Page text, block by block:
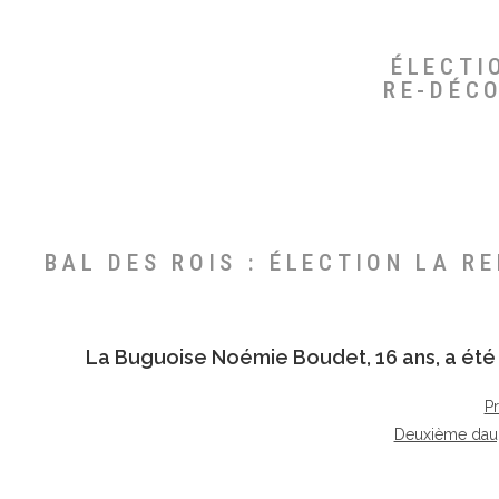
RE-
BAL DES ROIS : ÉLECTION LA
La Buguoise Noémie Boudet, 16 ans, a
Deuxième